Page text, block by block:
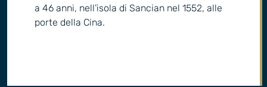
a 46 anni, nell’isola di Sancian nel 1552, alle
porte della Cina.